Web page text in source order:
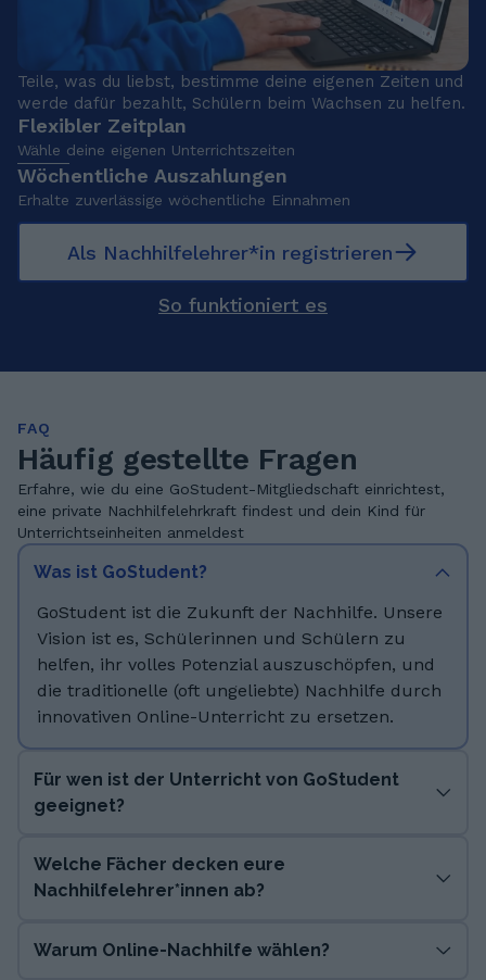
Teile, was du liebst, bestimme deine eigenen Zeiten und
werde dafür bezahlt, Schülern beim Wachsen zu helfen.
Flexibler Zeitplan
Wähle deine eigenen Unterrichtszeiten
Wöchentliche Auszahlungen
Erhalte zuverlässige wöchentliche Einnahmen
Als Nachhilfelehrer*in registrieren
So funktioniert es
FAQ
Häufig gestellte Fragen
Erfahre, wie du eine GoStudent-Mitgliedschaft einrichtest,
eine private Nachhilfelehrkraft findest und dein Kind für
Unterrichtseinheiten anmeldest
Was ist GoStudent?
GoStudent ist die Zukunft der Nachhilfe. Unsere
Vision ist es, Schülerinnen und Schülern zu
helfen, ihr volles Potenzial auszuschöpfen, und
die traditionelle (oft ungeliebte) Nachhilfe durch
innovativen Online-Unterricht zu ersetzen.
Für wen ist der Unterricht von GoStudent
geeignet?
Welche Fächer decken eure
Nachhilfelehrer*innen ab?
Warum Online-Nachhilfe wählen?